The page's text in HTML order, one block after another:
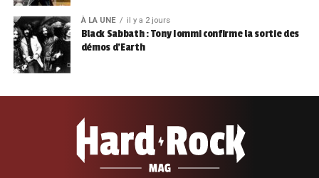
À LA UNE il y a 2 jours
Black Sabbath : Tony Iommi confirme la sortie des
démos d’Earth